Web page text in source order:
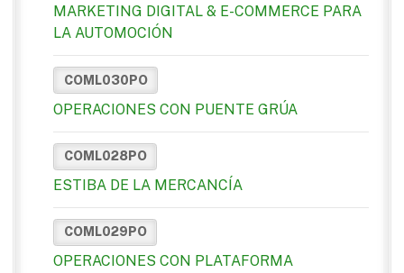
MARKETING DIGITAL & E-COMMERCE PARA
LA AUTOMOCIÓN
COML030PO
OPERACIONES CON PUENTE GRÚA
COML028PO
ESTIBA DE LA MERCANCÍA
COML029PO
OPERACIONES CON PLATAFORMA